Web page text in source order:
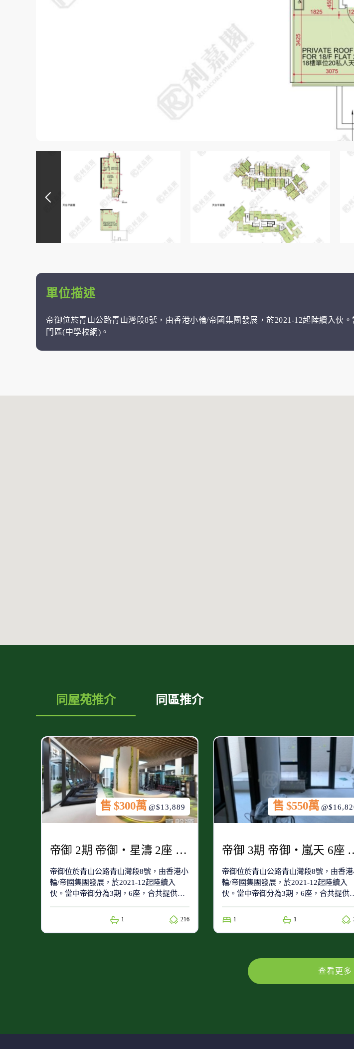
單位描述
帝御位於青山公路青山灣段8號，由香港小輪/帝國集團發展，於2021-12起陸續入伙
門區(中學校網)。
同屋苑推介 同區推介
帝御 2期 帝御‧星濤 2座 高層 12室
帝御位於青山公路青山灣段8號，由香港小
輪/帝國集團發展，於2021-12起陸續入
伙。當中帝御分為3期，6座，合共提供
1 216
售 $300萬 @$13,889
帝御 3期 帝
帝御位於青山公路青山灣段8號，由香
輪/帝國集團發展，於2021-12起陸續入
伙。當中帝御分為3期，6座，合共提供
門區(中學校網)。
1 1
售 $550萬
查看更多